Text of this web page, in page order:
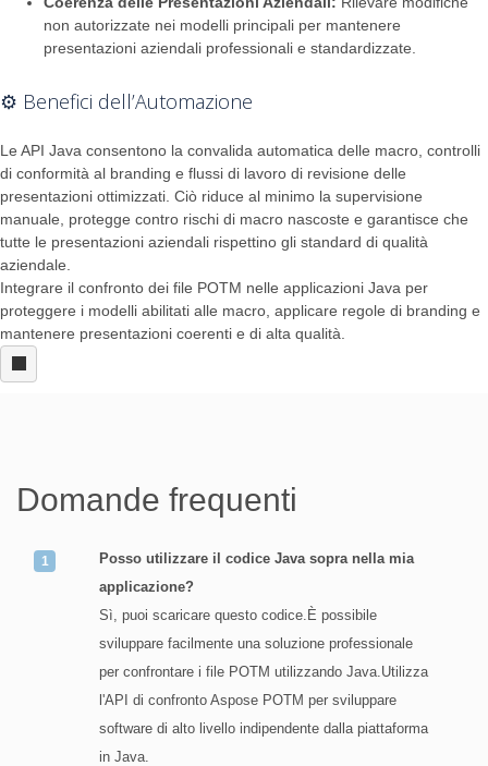
non autorizzate nei modelli principali per mantenere
presentazioni aziendali professionali e standardizzate.
⚙️ Benefici dell’Automazione
Le API Java consentono la convalida automatica delle macro, controlli
di conformità al branding e flussi di lavoro di revisione delle
presentazioni ottimizzati. Ciò riduce al minimo la supervisione
manuale, protegge contro rischi di macro nascoste e garantisce che
tutte le presentazioni aziendali rispettino gli standard di qualità
aziendale.
Integrare il confronto dei file POTM nelle applicazioni Java per
proteggere i modelli abilitati alle macro, applicare regole di branding e
mantenere presentazioni coerenti e di alta qualità.
Domande frequenti
Posso utilizzare il codice Java sopra nella mia
applicazione?
Sì, puoi scaricare questo codice.È possibile
sviluppare facilmente una soluzione professionale
per confrontare i file POTM utilizzando Java.Utilizza
l'API di confronto Aspose POTM per sviluppare
software di alto livello indipendente dalla piattaforma
in Java.